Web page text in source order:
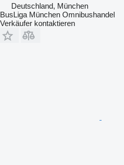
Deutschland, München
BusLiga München Omnibushandel
Verkäufer kontaktieren